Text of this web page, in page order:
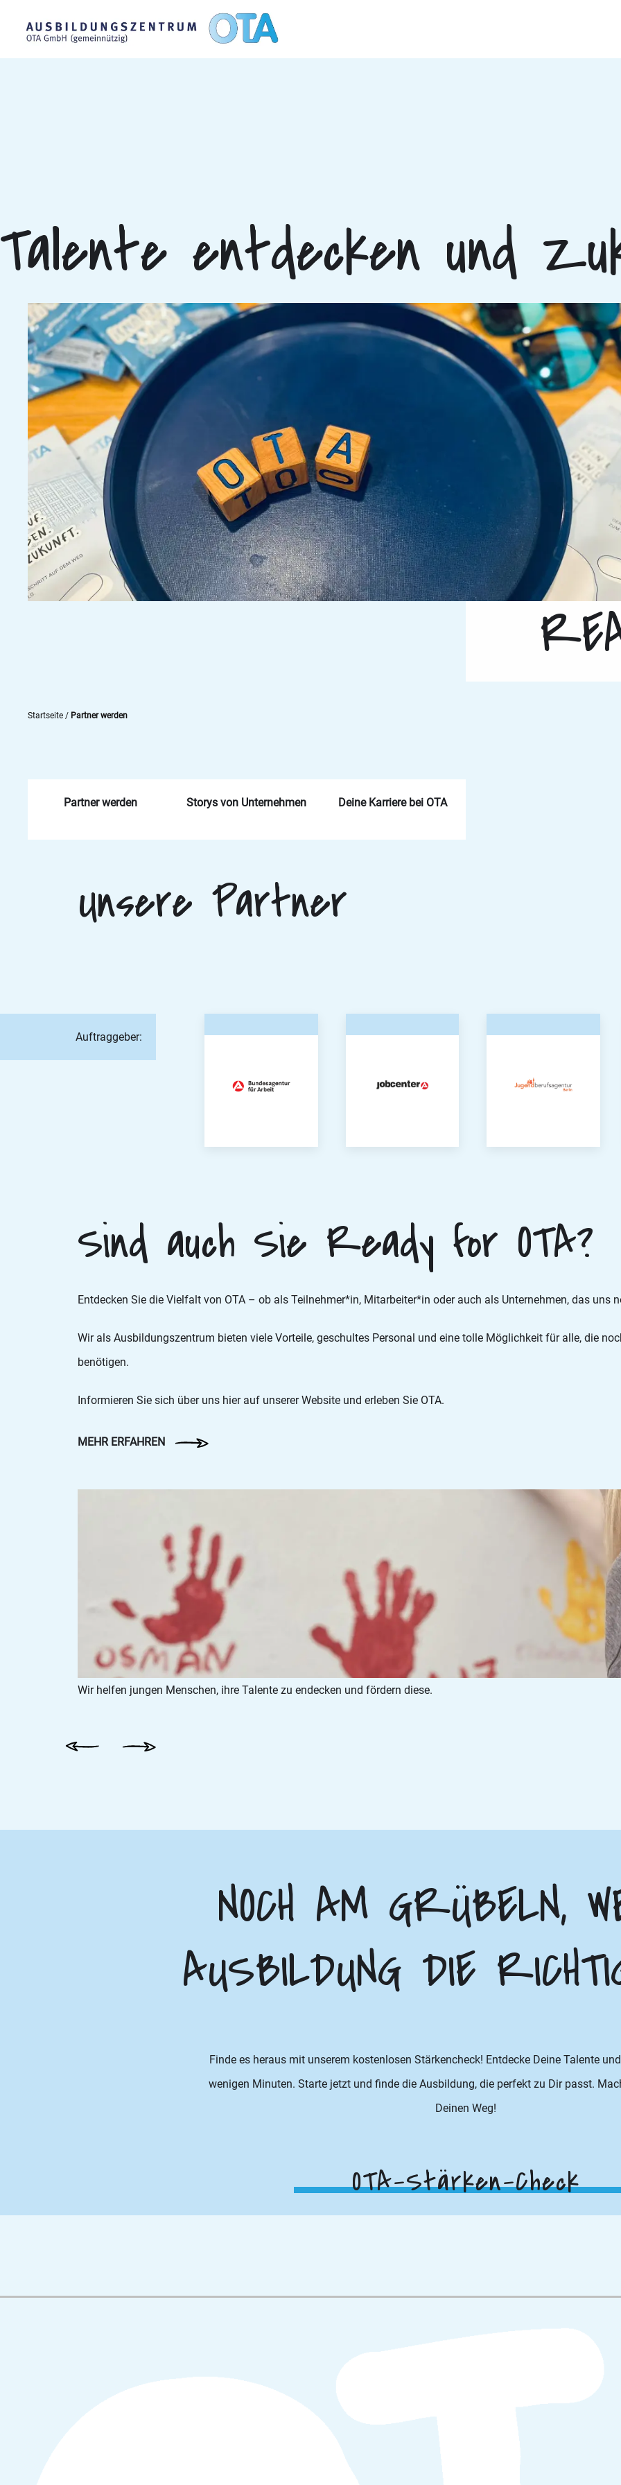
Talente entdecken und
Startseite / Partner werden
Partner werden Storys von Unternehmen Deine Karriere bei OTA
Unsere Partner
Auftraggeber:
Sind auch Sie Ready for OTA?
Entdecken Sie die Vielfalt von OTA – ob als Teilnehmer*in, Mitarbeiter*in oder auch als Unternehmen, das uns
Wir als Ausbildungszentrum bieten viele Vorteile, geschultes Personal und eine tolle Möglichkeit für alle, die
benötigen.
Informieren Sie sich über uns hier auf unserer Website und erleben Sie OTA.
MEHR ERFAHREN
Wir helfen jungen Menschen, ihre Talente zu endecken und fördern diese.
NOCH AM GRÜBELN,
AUSBILDUNG DIE
Finde es heraus mit unserem kostenlosen Stärkencheck! Entdecke Deine Talente
wenigen Minuten. Starte jetzt und finde die Ausbildung, die perfekt zu Dir passt.
Deinen Weg!
OTA-Stärken-Check